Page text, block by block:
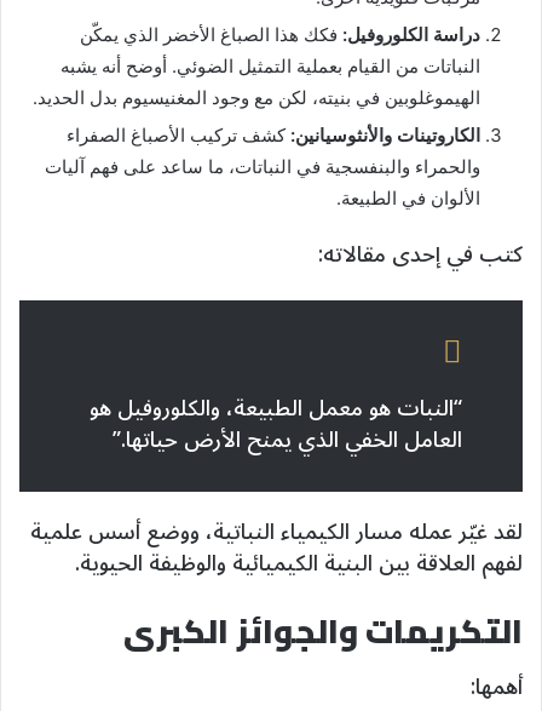
دراسة الكلوروفيل: فكك هذا الصباغ الأخضر الذي يمكّن
النباتات من القيام بعملية التمثيل الضوئي. أوضح أنه يشبه
الهيموغلوبين في بنيته، لكن مع وجود المغنيسيوم بدل الحديد.
الكاروتينات والأنثوسيانين: كشف تركيب الأصباغ الصفراء
والحمراء والبنفسجية في النباتات، ما ساعد على فهم آليات
الألوان في الطبيعة.
كتب في إحدى مقالاته:
“النبات هو معمل الطبيعة، والكلوروفيل هو
العامل الخفي الذي يمنح الأرض حياتها.”
لقد غيّر عمله مسار الكيمياء النباتية، ووضع أسس علمية
لفهم العلاقة بين البنية الكيميائية والوظيفة الحيوية.
التكريمات والجوائز الكبرى
أهمها: